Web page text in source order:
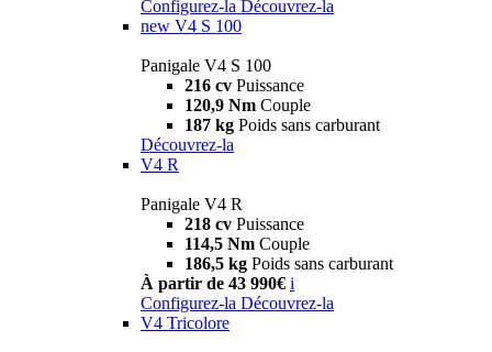
Configurez-la Découvrez-la
new V4 S 100
Panigale V4 S 100
216 cv Puissance
120,9 Nm Couple
187 kg Poids sans carburant
Découvrez-la
V4 R
Panigale V4 R
218 cv Puissance
114,5 Nm Couple
186,5 kg Poids sans carburant
À partir de 43 990€ i
Configurez-la Découvrez-la
V4 Tricolore